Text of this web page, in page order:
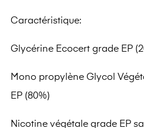
Caractéristique:
Glycérine Ecocert grade EP
Mono propylène Glycol
EP (80%)
Nicotine végétale grade EP